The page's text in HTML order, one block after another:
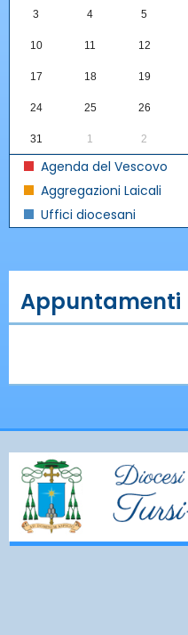
3 4 5
10 11 12
17 18 19
24 25 26
31 1 2
Agenda del Vescovo
Aggregazioni Laicali
Uffici diocesani
Appuntamenti